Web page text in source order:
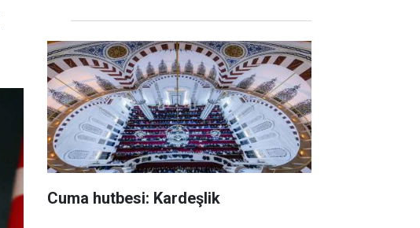
Cuma hutbesi: Kardeşlik